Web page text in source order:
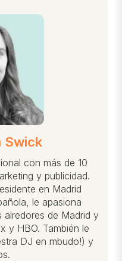
Swick
con más de 10
y publicidad.
en Madrid
le apasiona
alredores de Madrid y
y HBO. También le
DJ en mbudo!) y